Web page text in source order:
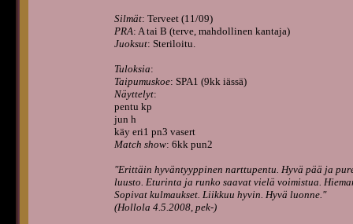
Silmät: Terveet (11/09)
PRA: A tai B (terve, mahdollinen kantaja)
Juoksut: Steriloitu.
Tuloksia:
Taipumuskoe: SPA1 (9kk iässä)
Näyttelyt:
pentu kp
jun h
käy eri1 pn3 vasert
Match show: 6kk pun2
"Erittäin hyväntyyppinen narttupentu. Hyvä pää ja
luusto. Eturinta ja runko saavat vielä voimistua.
Sopivat kulmaukset. Liikkuu hyvin. Hyvä luonne."
(Hollola 4.5.2008, pek-)